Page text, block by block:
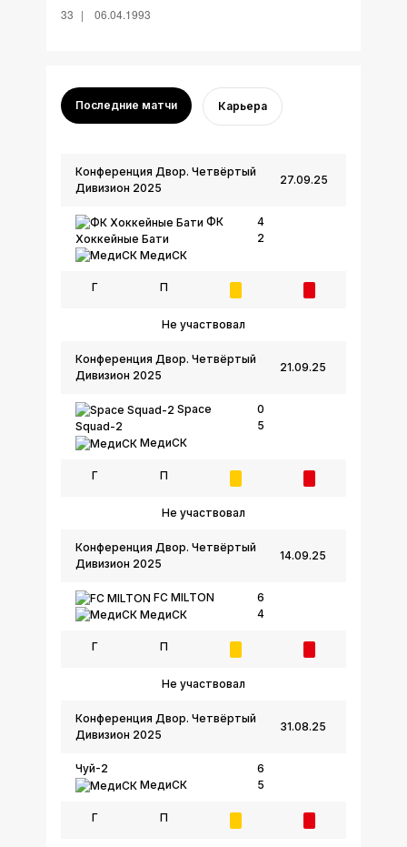
33 06.04.1993
Последние матчи Карьера
27.09.25
Конференция Двор. Четвёртый
Дивизион 2025
ФК
Хоккейные Бати
МедиСК
4
2
Г П
Не участвовал
21.09.25
Конференция Двор. Четвёртый
Дивизион 2025
Space
Squad-2
МедиСК
0
5
Г П
Не участвовал
14.09.25
Конференция Двор. Четвёртый
Дивизион 2025
FC MILTON
МедиСК
6
4
Г П
Не участвовал
31.08.25
Конференция Двор. Четвёртый
Дивизион 2025
Чуй-2
МедиСК
6
5
Г П